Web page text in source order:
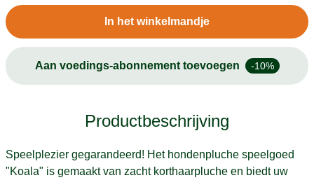
In het winkelmandje
Aan voedings-abonnement toevoegen -10%
Productbeschrijving
Speelplezier gegarandeerd! Het hondenpluche speelgoed
"Koala" is gemaakt van zacht korthaarpluche en biedt uw